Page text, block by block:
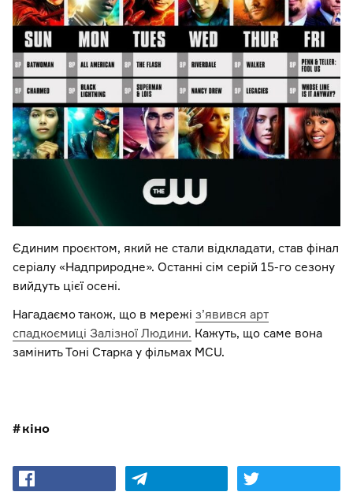
Єдиним проєктом, який не стали відкладати, став фінал
серіалу «Надприродне». Останні сім серій 15-го сезону
вийдуть цієї осені.
Нагадаємо також, що в мережі з’явився арт
спадкоємиці Залізної Людини. Кажуть, що саме вона
замінить Тоні Старка у фільмах MCU.
кіно